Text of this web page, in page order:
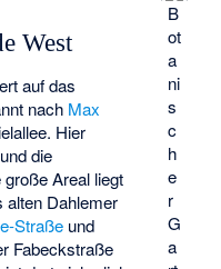
B
ot
a
ni
s
c
h
e
r
G
a
West
auf das
nach Max
Hier
und die
Areal liegt
alten Dahlemer
Straße und
Fabeckstraße